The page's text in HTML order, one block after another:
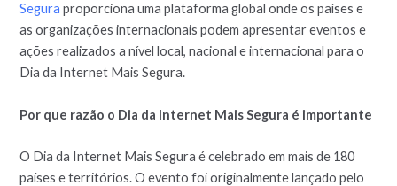
Segura proporciona uma plataforma global onde os países e
as organizações internacionais podem apresentar eventos e
ações realizados a nível local, nacional e internacional para o
Dia da Internet Mais Segura.
Por que razão o Dia da Internet Mais Segura é importante
O Dia da Internet Mais Segura é celebrado em mais de 180
países e territórios. O evento foi originalmente lançado pelo